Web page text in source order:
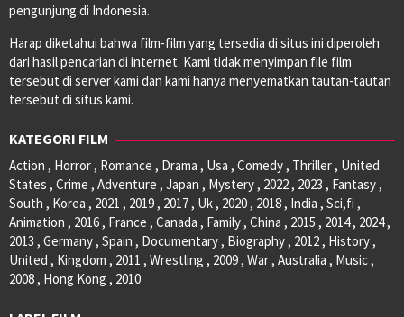
pengunjung di Indonesia.
Harap diketahui bahwa film-film yang tersedia di situs ini diperoleh
dari hasil pencarian di internet. Kami tidak menyimpan file film
tersebut di server kami dan kami hanya menyematkan tautan-tautan
tersebut di situs kami.
KATEGORI FILM
Action , Horror , Romance , Drama , Usa , Comedy , Thriller , United
States , Crime , Adventure , Japan , Mystery , 2022 , 2023 , Fantasy ,
South , Korea , 2021 , 2019 , 2017 , Uk , 2020 , 2018 , India , Sci,fi ,
Animation , 2016 , France , Canada , Family , China , 2015 , 2014 , 2024 ,
2013 , Germany , Spain , Documentary , Biography , 2012 , History ,
United , Kingdom , 2011 , Wrestling , 2009 , War , Australia , Music ,
2008 , Hong Kong , 2010